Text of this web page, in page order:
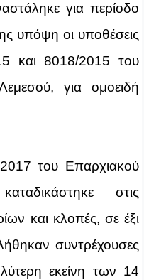
για περίοδο
υπόψη οι υποθέσεις
και 8018/2015 του
για ομοειδή
του Επαρχιακού
στις
και κλοπές, σε έξι
συντρέχουσες
εκείνη των 14